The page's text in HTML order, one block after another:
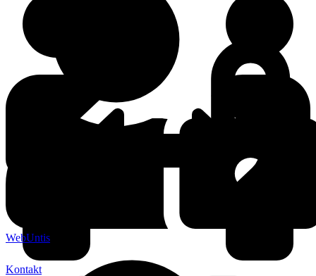
WebUntis
Kontakt